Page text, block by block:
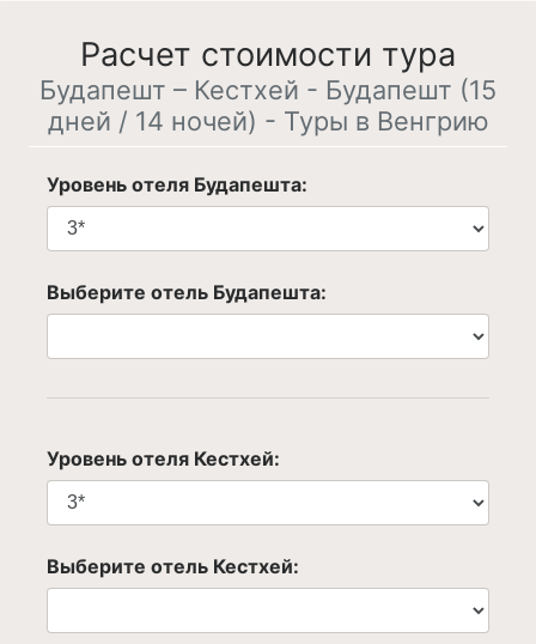
Расчет стоимости тура
Будапешт – Кестхей - Будапешт (15
дней / 14 ночей) - Туры в Венгрию
Уровень отеля Будапешта:
Выберите отель Будапешта:
Уровень отеля Кестхей:
Выберите отель Кестхей: